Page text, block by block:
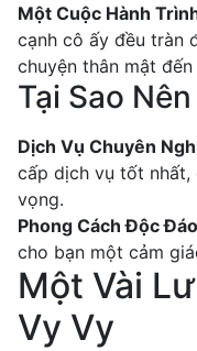
Một Cuộc Hành
cạnh cô ấy đều tràn
chuyện thân mật
Tại Sao
Dịch Vụ Chuyên
cấp dịch vụ tốt nhất,
vọng.
Phong Cách Độc Đáo
cho bạn một cảm
Một Vài
Vy Vy